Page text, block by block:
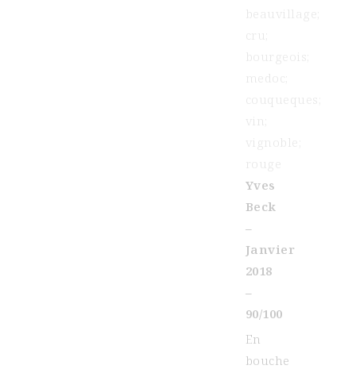
Yves
Beck
–
Janvier
2018
–
90/100
En
bouche